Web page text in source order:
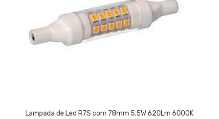
Lampada de Led R7S com 78mm 5.5W 620Lm 6000K